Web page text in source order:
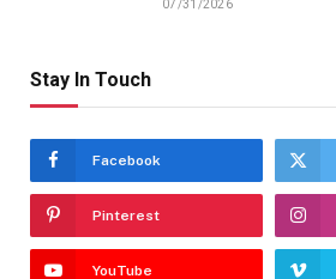
07/31/2026
Stay In Touch
Facebook
Pinterest
YouTube